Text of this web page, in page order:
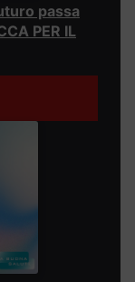
passa
PER IL